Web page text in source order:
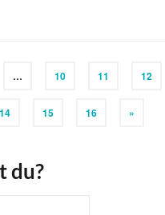
… 10 11 12
14 15 16 »
du?